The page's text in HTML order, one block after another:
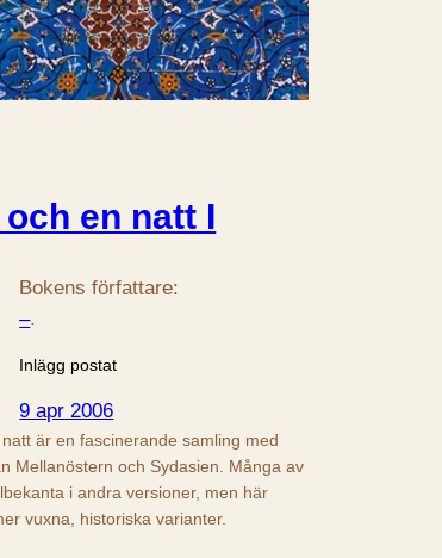
en natt I
Bokens författare:
–.
Inlägg postat
9 apr 2006
är en fascinerande samling med
Mellanöstern och Sydasien. Många av
i andra versioner, men här
vuxna, historiska varianter.